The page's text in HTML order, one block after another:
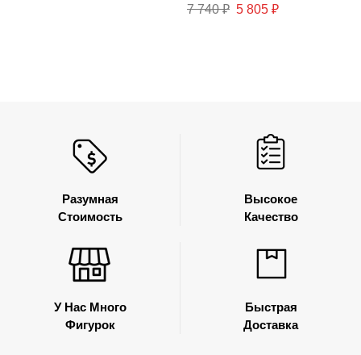
Nendoroid #1104 – Stage
7 740₽ 5 805 ₽
У Нас Много
Фигурок
Разумная
Стоимость
Быстрая
Доставка
Высокое
Качество